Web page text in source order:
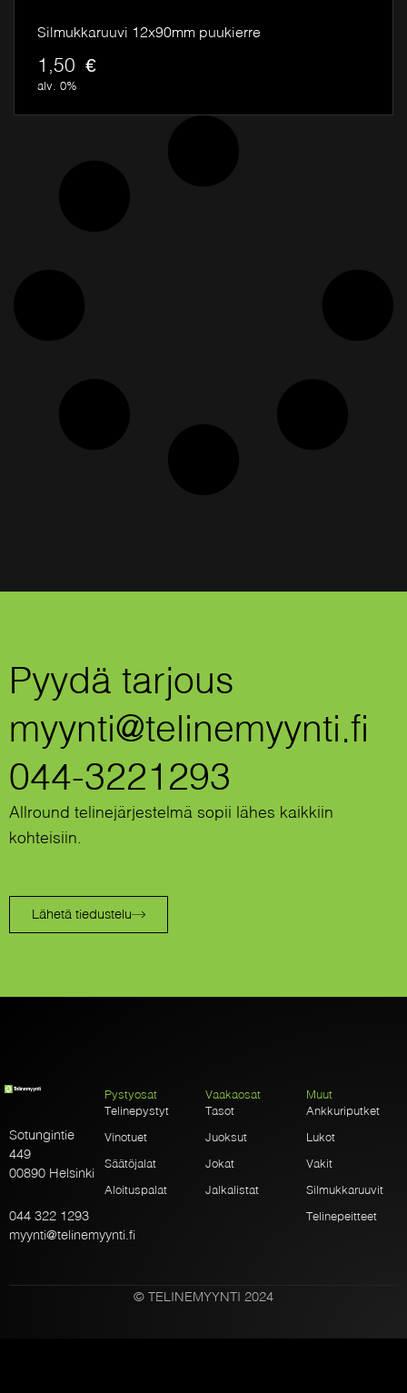
Silmukkaruuvi 12x90mm puukierre
1,50 €
alv. 0%
Pyydä tarjous
myynti@telinemyynti.fi
044-3221293
Allround telinejärjestelmä sopii lähes kaikkiin
kohteisiin.
Lähetä tiedustelu
Sotungintie
449
00890 Helsinki
044 322 1293
myynti@telinemyynti.fi
Pystyosat
Telinepystyt
Vinotuet
Säätöjalat
Aloituspalat
Vaakaosat
Tasot
Juoksut
Jokat
Jalkalistat
Muut
Ankkuriputket
Lukot
Vakit
Silmukkaruuvit
Telinepeitteet
© TELINEMYYNTI 2024